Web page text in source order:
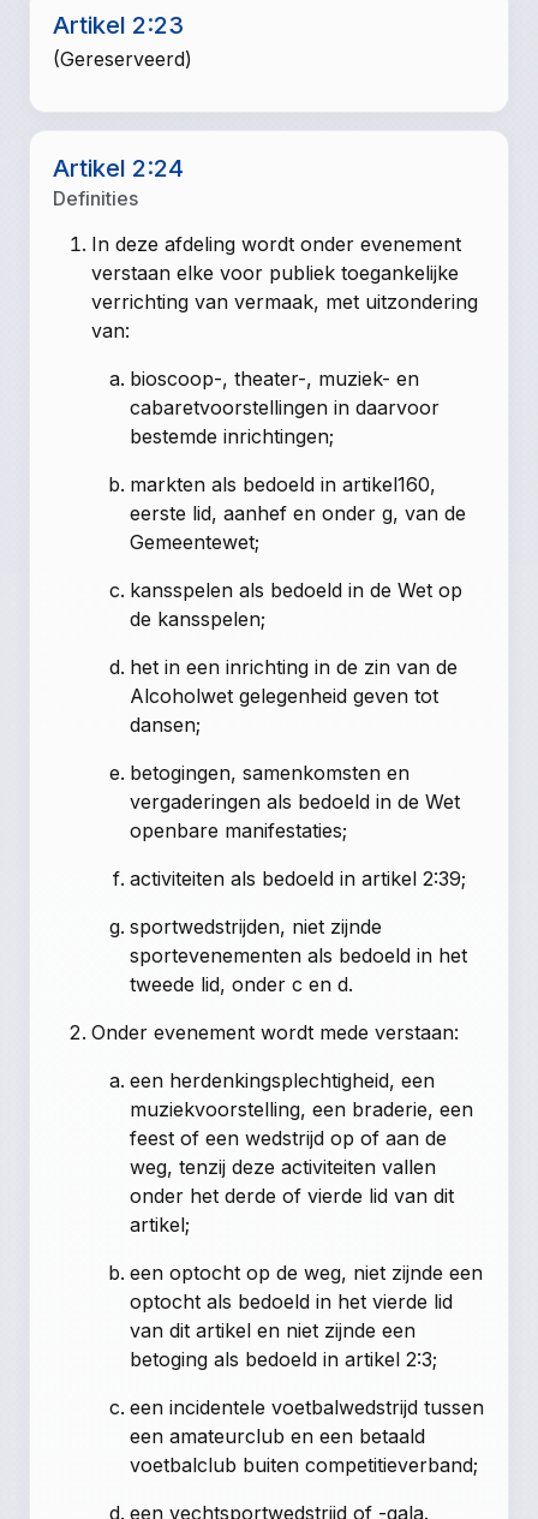
Artikel 2:23
(Gereserveerd)
Artikel 2:24
Definities
In deze afdeling wordt onder evenement
verstaan elke voor publiek toegankelijke
verrichting van vermaak, met uitzondering
van:
bioscoop-, theater-, muziek- en
cabaretvoorstellingen in daarvoor
bestemde inrichtingen;
markten als bedoeld in artikel160,
eerste lid, aanhef en onder g, van de
Gemeentewet;
kansspelen als bedoeld in de Wet op
de kansspelen;
het in een inrichting in de zin van de
Alcoholwet gelegenheid geven tot
dansen;
betogingen, samenkomsten en
vergaderingen als bedoeld in de Wet
openbare manifestaties;
activiteiten als bedoeld in artikel 2:39;
sportwedstrijden, niet zijnde
sportevenementen als bedoeld in het
tweede lid, onder c en d.
Onder evenement wordt mede verstaan:
een herdenkingsplechtigheid, een
muziekvoorstelling, een braderie, een
feest of een wedstrijd op of aan de
weg, tenzij deze activiteiten vallen
onder het derde of vierde lid van dit
artikel;
een optocht op de weg, niet zijnde een
optocht als bedoeld in het vierde lid
van dit artikel en niet zijnde een
betoging als bedoeld in artikel 2:3;
een incidentele voetbalwedstrijd tussen
een amateurclub en een betaald
voetbalclub buiten competitieverband;
een vechtsportwedstrijd of -gala.